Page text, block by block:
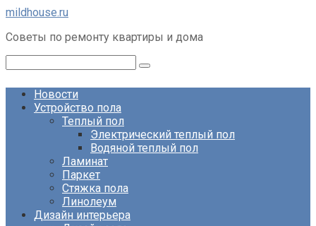
Перейти
контенту
mildhouse.ru
Советы по ремонту квартиры и дома
Новости
Устройство пола
Теплый пол
Электрический теплый пол
Водяной теплый пол
Ламинат
Паркет
Стяжка пола
Линолеум
Дизайн интерьера